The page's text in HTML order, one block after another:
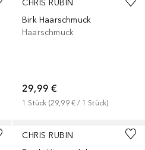
CHRIS RUBIN
Birk Haarschmuck
Haarschmuck
29,99 €
1 Stück (29,99 € / 1 Stück)
CHRIS RUBIN